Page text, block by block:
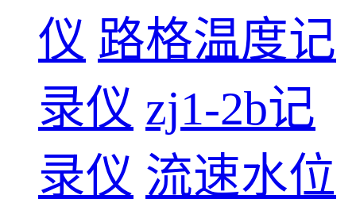
仪 路格温度记
录仪 zj1-2b记
录仪 流速水位